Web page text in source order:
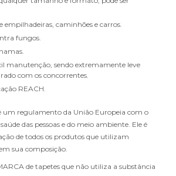
empilhadeiras, caminhões e carros.
fungos.
com os concorrentes.
REACH.
um regulamento da União Europeia com o
das pessoas e do meio ambiente. Ele é
de todos os produtos que utilizam
sua composição.
de tapetes que não utiliza a substância